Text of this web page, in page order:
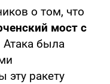
о том, что
мост с
Атака была
эту ракету